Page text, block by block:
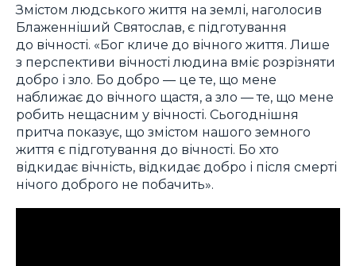
Змістом людського життя на землі, наголосив
Блаженніший Святослав, є підготування
до вічності. «Бог кличе до вічного життя. Лише
з перспективи вічності людина вміє розрізняти
добро і зло. Бо добро — це те, що мене
наближає до вічного щастя, а зло — те, що мене
робить нещасним у вічності. Сьогоднішня
притча показує, що змістом нашого земного
життя є підготування до вічності. Бо хто
відкидає вічність, відкидає добро і після смерті
нічого доброго не побачить».